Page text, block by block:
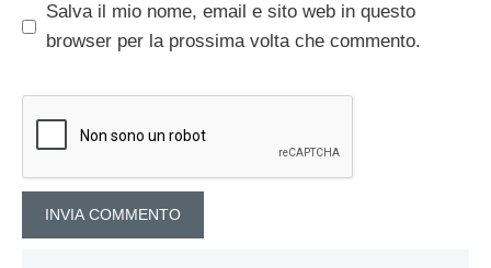
Salva il mio nome, email e sito web in questo
browser per la prossima volta che commento.